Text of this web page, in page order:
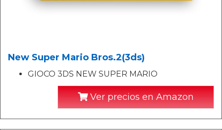
New Super Mario Bros.2(3ds)
GIOCO 3DS NEW SUPER MARIO
Ver precios en Amazon